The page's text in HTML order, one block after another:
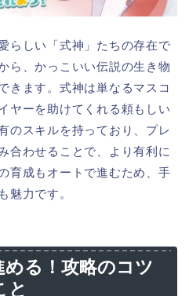
らしい「式神」たちの存在で
ら、かっこいい伝説の生き物
きます。式神は単なるマスコ
ヤーを助けてくれる頼もしい
のスキルを持っており、プレ
合わせることで、より有利に
育成もオートで進むため、手
魅力です。
る！攻略のコツ
と